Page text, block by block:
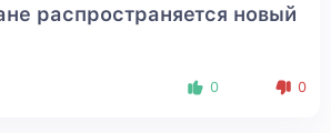
распространяется новый
0 0